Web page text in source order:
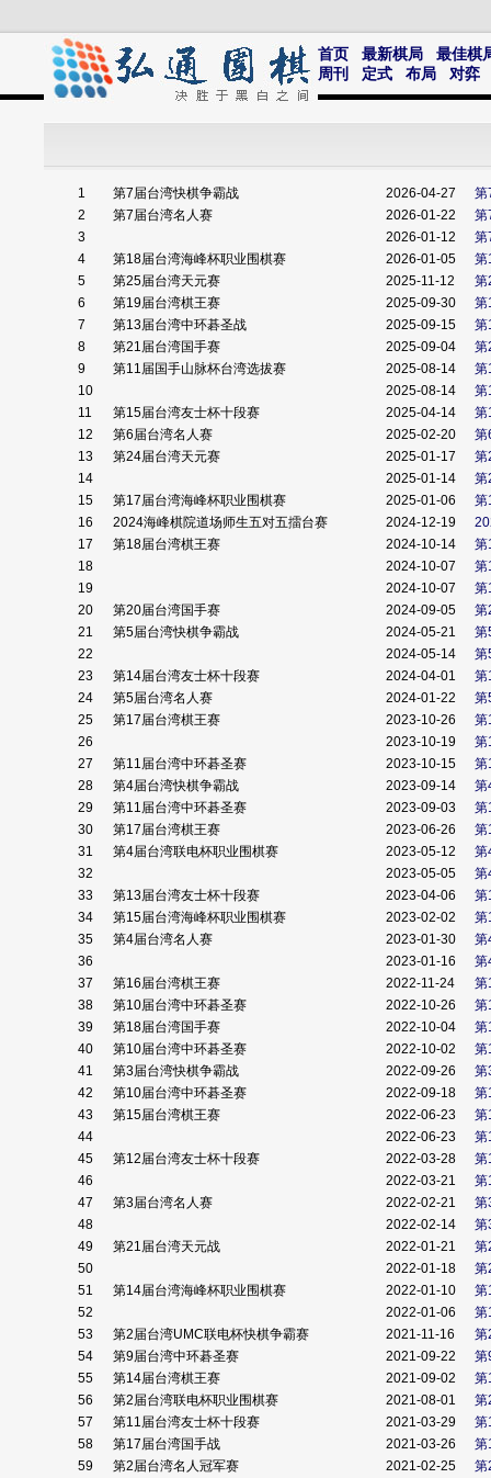
首页 最新棋局
最佳棋
周刊
定式 布局 对弈
1 第7届台湾快棋争霸战 2026-04-27
第
2
第7届台湾名人赛 2026-01-22
第
3
2026-01-12
第
4
第18届台湾海峰杯职业围棋赛 2026-01-05
第
5
第25届台湾天元赛 2025-11-12
第
6
第19届台湾棋王赛 2025-09-30
第
7
第13届台湾中环碁圣战 2025-09-15
第
8
第21届台湾国手赛 2025-09-04
第
9
第11届国手山脉杯台湾选拔赛 2025-08-14
第
10
2025-08-14
第
11
第15届台湾友士杯十段赛 2025-04-14
第
12
第6届台湾名人赛 2025-02-20
第
13
第24届台湾天元赛 2025-01-17
第
14
2025-01-14
第
15
第17届台湾海峰杯职业围棋赛 2025-01-06
第
16
2024海峰棋院道场师生五对五擂台赛 2024-12-19
17
第18届台湾棋王赛 2024-10-14
第
18
2024-10-07
第
19
2024-10-07
第
20
第20届台湾国手赛 2024-09-05
第
21
第5届台湾快棋争霸战 2024-05-21
第
22
2024-05-14
第
23
第14届台湾友士杯十段赛 2024-04-01
第
24
第5届台湾名人赛 2024-01-22
第
25
第17届台湾棋王赛 2023-10-26
第
26
2023-10-19
第
27
第11届台湾中环碁圣赛 2023-10-15
第
28
第4届台湾快棋争霸战 2023-09-14
第
29
第11届台湾中环碁圣赛 2023-09-03
第
30
第17届台湾棋王赛 2023-06-26
第
31
第4届台湾联电杯职业围棋赛 2023-05-12
第
32
2023-05-05
第
33
第13届台湾友士杯十段赛 2023-04-06
第
34
第15届台湾海峰杯职业围棋赛 2023-02-02
第
35
第4届台湾名人赛 2023-01-30
第
36
2023-01-16
第
37
第16届台湾棋王赛 2022-11-24
第
38
第10届台湾中环碁圣赛 2022-10-26
第
39
第18届台湾国手赛 2022-10-04
第
40
第10届台湾中环碁圣赛 2022-10-02
第
41
第3届台湾快棋争霸战 2022-09-26
第
42
第10届台湾中环碁圣赛 2022-09-18
第
43
第15届台湾棋王赛 2022-06-23
第
44
2022-06-23
第
45
第12届台湾友士杯十段赛 2022-03-28
第
46
2022-03-21
第
47
第3届台湾名人赛 2022-02-21
第
48
2022-02-14
第
49
第21届台湾天元战 2022-01-21
第
50
2022-01-18
第
51
第14届台湾海峰杯职业围棋赛 2022-01-10
第
52
2022-01-06
第
53
第2届台湾UMC联电杯快棋争霸赛 2021-11-16
第
54
第9届台湾中环碁圣赛 2021-09-22
第
55
第14届台湾棋王赛 2021-09-02
第
56
第2届台湾联电杯职业围棋赛 2021-08-01
第
57
第11届台湾友士杯十段赛 2021-03-29
第
58
第17届台湾国手战 2021-03-26
第
59
第2届台湾名人冠军赛 2021-02-25
第